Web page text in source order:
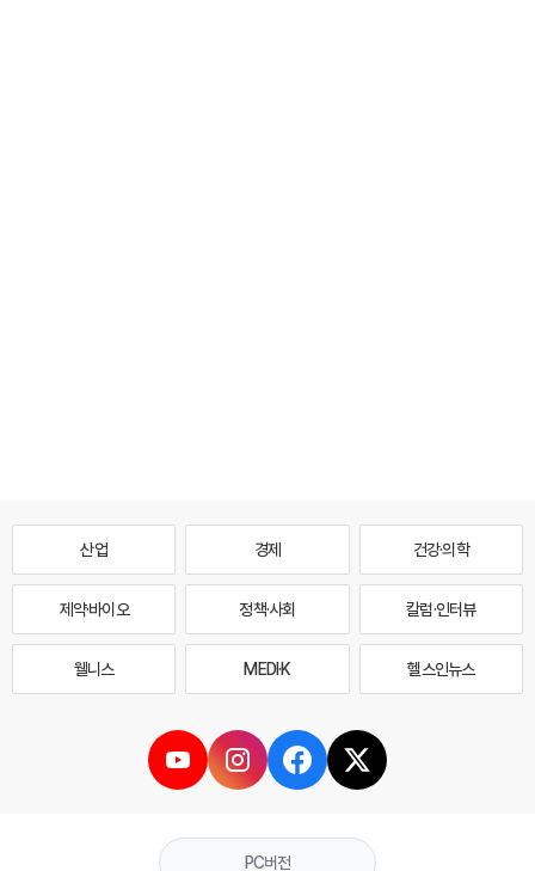
산업 경제 건강·의학
제약·바이오 정책·사회 칼럼·인터뷰
웰니스 MEDI·K 헬스인뉴스
PC버전